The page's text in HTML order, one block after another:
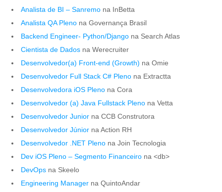
Analista de BI – Sanremo na InBetta
Analista QA Pleno na Governança Brasil
Backend Engineer- Python/Django na Search Atlas
Cientista de Dados na Werecruiter
Desenvolvedor(a) Front-end (Growth) na Omie
Desenvolvedor Full Stack C# Pleno na Extractta
Desenvolvedora iOS Pleno na Cora
Desenvolvedor (a) Java Fullstack Pleno na Vetta
Desenvolvedor Junior na CCB Construtora
Desenvolvedor Júnior na Action RH
Desenvolvedor .NET Pleno na Join Tecnologia
Dev iOS Pleno – Segmento Financeiro na <db>
DevOps na Skeelo
Engineering Manager na QuintoAndar